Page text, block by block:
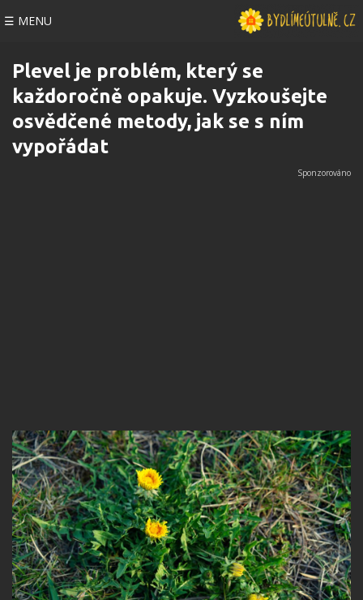
☰ MENU
Plevel je problém, který se
každoročně opakuje. Vyzkoušejte
osvědčené metody, jak se s ním
vypořádat